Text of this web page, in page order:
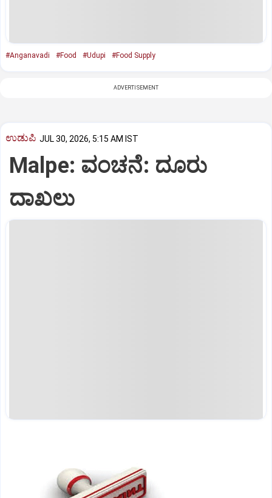
#Anganavadi #Food #Udupi #Food Supply
ADVERTISEMENT
ಉಡುಪಿ JUL 30, 2026, 5:15 AM IST
Malpe: ವಂಚನೆ: ದೂರು
ದಾಖಲು